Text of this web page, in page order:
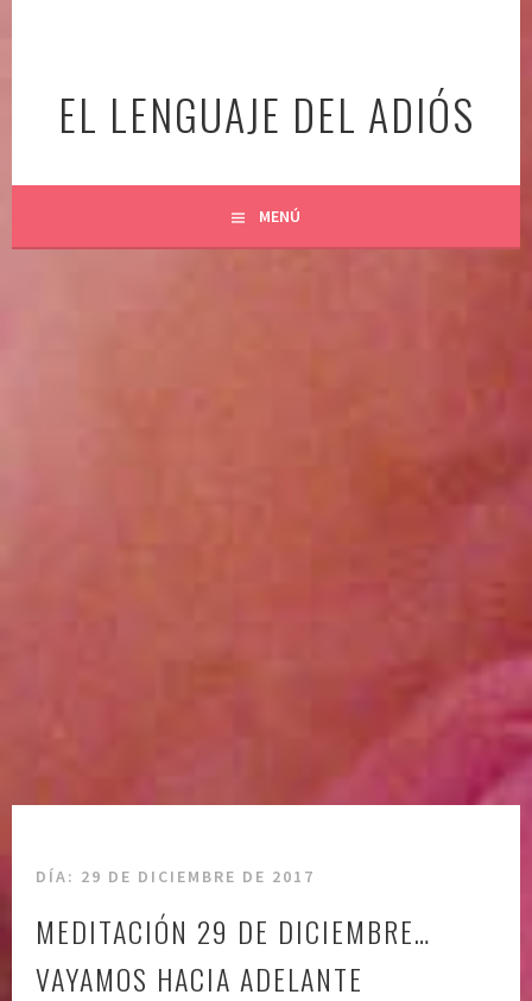
EL LENGUAJE DEL ADIÓS
MENÚ
DÍA: 29 DE DICIEMBRE DE 2017
MEDITACIÓN 29 DE DICIEMBRE…
VAYAMOS HACIA ADELANTE